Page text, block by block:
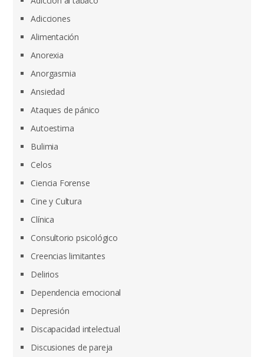
Adicciones
Alimentación
Anorexia
Anorgasmia
Ansiedad
Ataques de pánico
Autoestima
Bulimia
Celos
Ciencia Forense
Cine y Cultura
Clínica
Consultorio psicológico
Creencias limitantes
Delirios
Dependencia emocional
Depresión
Discapacidad intelectual
Discusiones de pareja